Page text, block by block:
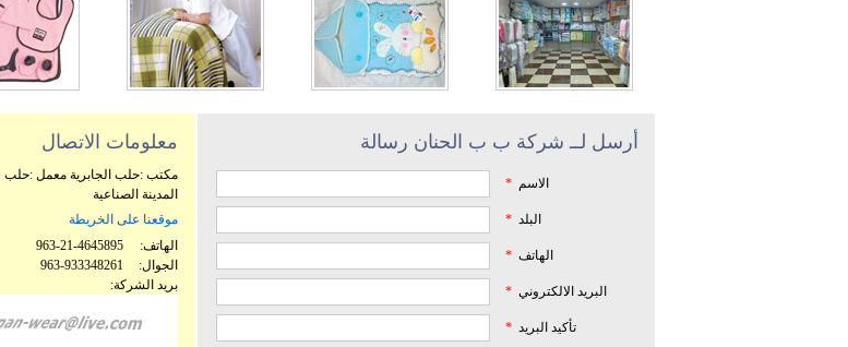
أرسل لــ شركة ب ب الحنان رسالة
الاسم *
البلد *
الهاتف *
البريد الالكتروني *
تأكيد البريد *
معلومات الاتصال
مكتب :حلب الجابرية معمل
المدينة الصناعية
موقعنا على الخريطة
الهاتف:
963-21-4645895
الجوال:
963-933348261
بريد الشركة: